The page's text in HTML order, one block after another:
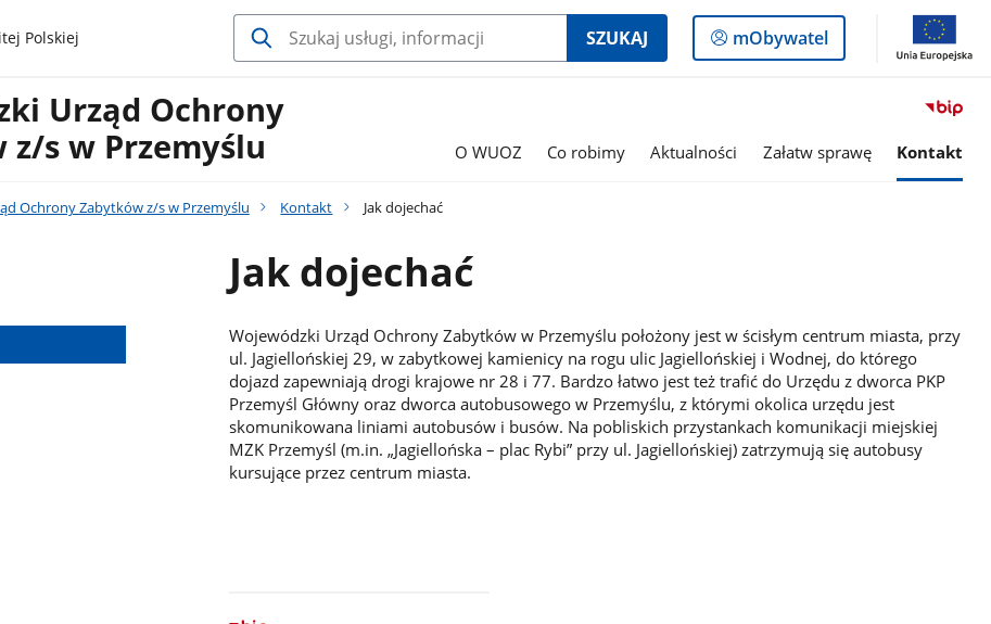
Polskiej SZUKAJ
Logowanie
do
mObywatel
Urząd Ochrony
s w Przemyślu
O WUOZ Co robimy Aktualności Załatw sprawę Kontakt
Ochrony Zabytków z/s w Przemyślu Kontakt Jak dojechać
Jak dojechać
Wojewódzki Urząd Ochrony Zabytków w Przemyślu położony jest w ścisłym centrum miasta, przy
ul. Jagiellońskiej 29, w zabytkowej kamienicy na rogu ulic Jagiellońskiej i Wodnej, do którego
dojazd zapewniają drogi krajowe nr 28 i 77. Bardzo łatwo jest też trafić do Urzędu z dworca PKP
Przemyśl Główny oraz dworca autobusowego w Przemyślu, z którymi okolica urzędu jest
skomunikowana liniami autobusów i busów. Na pobliskich przystankach komunikacji miejskiej
MZK Przemyśl (m.in. „Jagiellońska – plac Rybi” przy ul. Jagiellońskiej) zatrzymują się autobusy
kursujące przez centrum miasta.